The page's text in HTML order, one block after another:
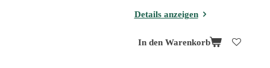
Details anzeigen
In den Warenkorb